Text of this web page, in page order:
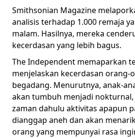
Smithsonian Magazine
analisis terhadap 1.000 remaja
malam. Hasilnya, mereka
kecerdasan yang lebih bagus.
The Independent memaparkan
menjelaskan kecerdasan orang-
begadang. Menurutnya, anak-
akan tumbuh menjadi nokturnal,
zaman dahulu aktivitas apapun
dianggap aneh dan akan
orang yang mempunyai rasa